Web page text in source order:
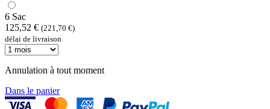
6 Sac
125,52 € (221,70 €)
délai de livraison
Annulation à tout moment
Dans le panier